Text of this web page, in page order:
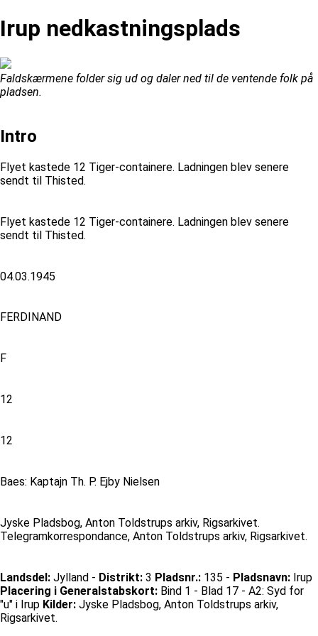
Irup nedkastningsplads
Faldskærmene folder sig ud og daler ned til de ventende folk på
pladsen.
Intro
Flyet kastede 12 Tiger-containere. Ladningen blev senere
sendt til Thisted.
Flyet kastede 12 Tiger-containere. Ladningen blev senere
sendt til Thisted.
04.03.1945
FERDINAND
F
12
12
Baes: Kaptajn Th. P. Ejby Nielsen
Jyske Pladsbog, Anton Toldstrups arkiv, Rigsarkivet.
Telegramkorrespondance, Anton Toldstrups arkiv, Rigsarkivet.
Landsdel: Jylland - Distrikt: 3 Pladsnr.: 135 - Pladsnavn: Irup
Placering i Generalstabskort: Bind 1 - Blad 17 - A2: Syd for
"u" i Irup Kilder: Jyske Pladsbog, Anton Toldstrups arkiv,
Rigsarkivet.